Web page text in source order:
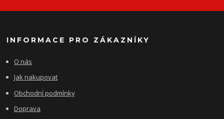
INFORMACE PRO ZÁKAZNÍKY
O nás
Jak nakupovat
Obchodní podmínky
Doprava